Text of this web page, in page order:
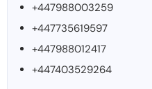
+447988003259
+447735619597
+447988012417
+447403529264